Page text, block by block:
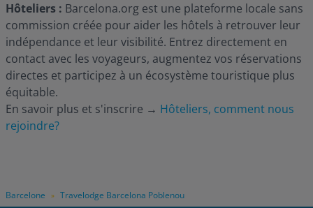
Barcelone » Travelodge Barcelona Poblenou
Hôteliers : Barcelona.org est une plateforme locale sans
commission créée pour aider les hôtels à retrouver leur
indépendance et leur visibilité. Entrez directement en
contact avec les voyageurs, augmentez vos réservations
directes et participez à un écosystème touristique plus
équitable.
En savoir plus et s'inscrire → Hôteliers, comment nous
rejoindre?